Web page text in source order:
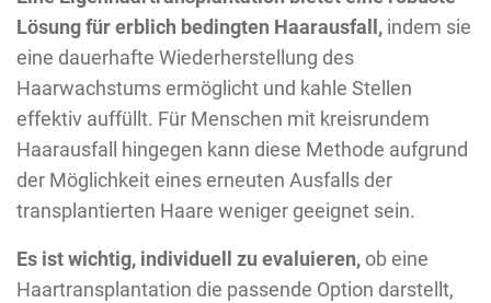
Lösung für erblich bedingten Haarausfall, indem sie
eine dauerhafte Wiederherstellung des
Haarwachstums ermöglicht und kahle Stellen
effektiv auffüllt. Für Menschen mit kreisrundem
Haarausfall hingegen kann diese Methode aufgrund
der Möglichkeit eines erneuten Ausfalls der
transplantierten Haare weniger geeignet sein.
Es ist wichtig, individuell zu evaluieren,ob eine
Haartransplantation die passende Option darstellt,